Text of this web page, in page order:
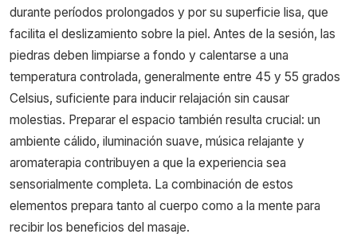
durante períodos prolongados y por su superficie lisa, que
facilita el deslizamiento sobre la piel. Antes de la sesión, las
piedras deben limpiarse a fondo y calentarse a una
temperatura controlada, generalmente entre 45 y 55 grados
Celsius, suficiente para inducir relajación sin causar
molestias. Preparar el espacio también resulta crucial: un
ambiente cálido, iluminación suave, música relajante y
aromaterapia contribuyen a que la experiencia sea
sensorialmente completa. La combinación de estos
elementos prepara tanto al cuerpo como a la mente para
recibir los beneficios del masaje.